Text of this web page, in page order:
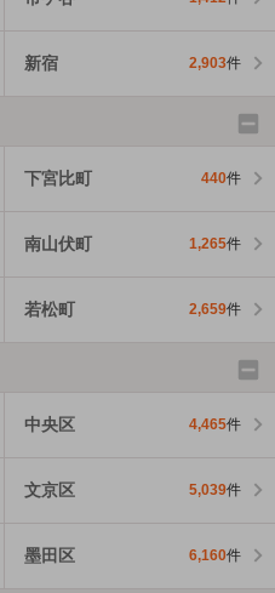
新宿 2,903件
下宮比町 440件
南山伏町 1,265件
若松町 2,659件
中央区 4,465件
文京区 5,039件
墨田区 6,160件